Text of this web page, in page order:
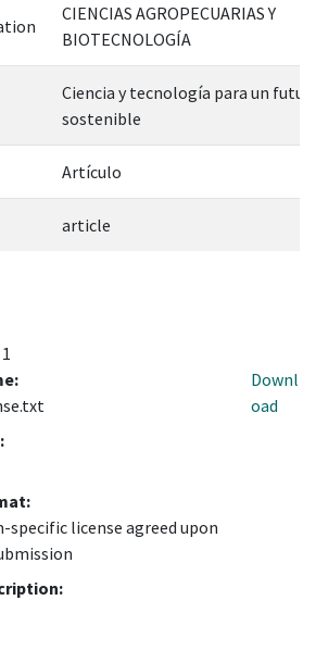
CIENCIAS AGROPECUARIAS Y
BIOTECNOLOGÍA
Ciencia y tecnología para un
sostenible
Artículo
article
specific license agreed upon
Downl
oad